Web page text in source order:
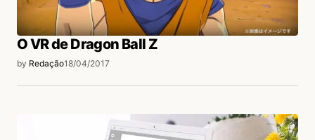
O VR de Dragon Ball Z
by Redação18/04/2017